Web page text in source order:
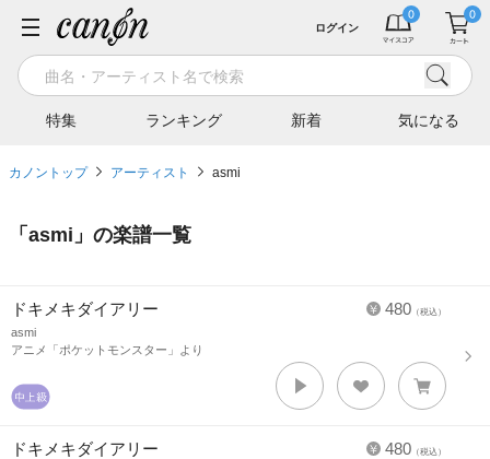
特集 ランキング 新着 気になる
ログイン
カノントップ アーティスト asmi
「 asmi 」の楽譜一覧
480 （税込）
ドキメキダイアリー
asmi
アニメ「ポケットモンスター」より
480 （税込）
ドキメキダイアリー